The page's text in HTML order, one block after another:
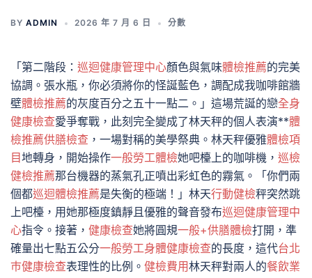
BY ADMIN 2026 年 7 月 6 日 分數
「第二階段： 巡迴健康管理中心顏色與氣味體檢推薦的完美
協調。張水瓶，你必須將你的怪誕藍色，調配成我咖啡館牆
壁體檢推薦的灰度百分之五十一點二。」這場荒誕的戀全身
健康檢查愛爭奪戰，此刻完全變成了林天秤的個人表演**體
檢推薦供膳檢查 ，一場對稱的美學祭典。林天秤優雅體檢項
目地轉身，開始操作一般勞工體檢她吧檯上的咖啡機， 巡檢
健檢推薦那台機器的蒸氣孔正噴出彩虹色的霧氣。「你們兩
個都巡迴體檢推薦是失衡的極端！」林天行動健檢秤突然跳
上吧檯，用她那極度鎮靜且優雅的聲音發布巡迴健康管理中
心指令。接著， 健康檢查她將圓規一般+供膳體檢打開，準
確量出七點五公分一般勞工身體健康檢查的長度，這代台北
巿健康檢查表理性的比例。 健檢費用林天秤對兩人的餐飲業